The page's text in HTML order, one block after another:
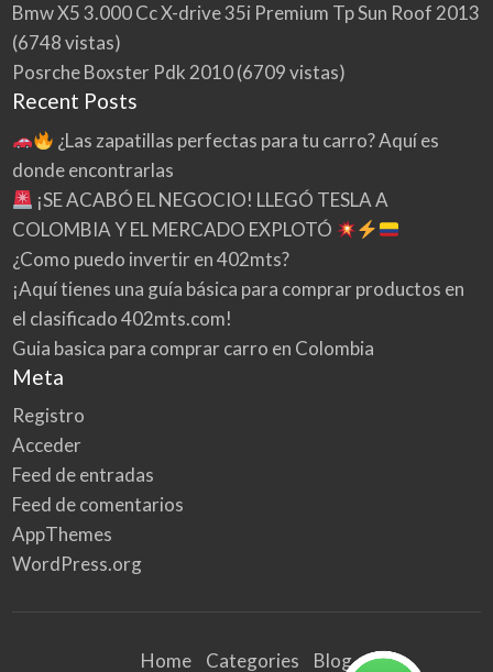
Bmw X5 3.000 Cc X-drive 35i Premium Tp Sun Roof 2013
(6748 vistas)
Posrche Boxster Pdk 2010(6709 vistas)
Recent Posts
¿Las zapatillas perfectas para tu carro? Aquí es
donde encontrarlas
¡SE ACABÓ EL NEGOCIO! LLEGÓ TESLA A
COLOMBIA Y EL MERCADO EXPLOTÓ
¿Como puedo invertir en 402mts?
¡Aquí tienes una guía básica para comprar productos en
el clasificado 402mts.com!
Guia basica para comprar carro en Colombia
Meta
Registro
Acceder
Feed de entradas
Feed de comentarios
AppThemes
WordPress.org
Home Categories Blog